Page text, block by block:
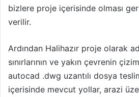
bizlere proje içerisinde olması
verilir.
Ardından Halihazır proje olarak
sınırlarının ve yakın çevrenin
autocad .dwg uzantılı dosya
içerisinde mevcut yollar, arazi